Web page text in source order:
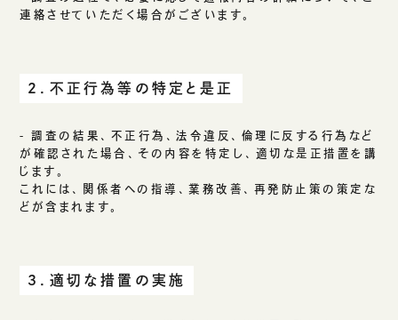
連絡させていただく場合がございます。
２．不正行為等の特定と是正
- 調査の結果、不正行為、法令違反、倫理に反する行為など
が確認された場合、その内容を特定し、適切な是正措置を講
じます。
これには、関係者への指導、業務改善、再発防止策の策定な
どが含まれます。
３．適切な措置の実施